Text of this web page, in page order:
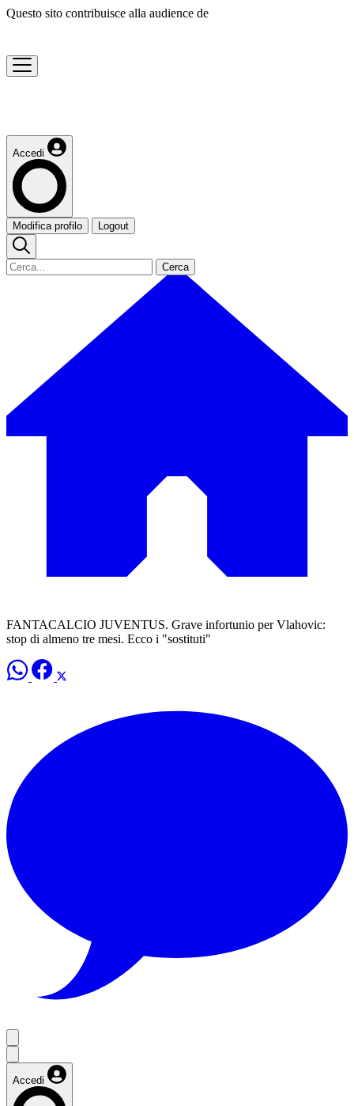
Questo sito contribuisce alla audience de
Accedi
Modifica profilo Logout
Cerca
FANTACALCIO JUVENTUS. Grave infortunio per Vlahovic:
stop di almeno tre mesi. Ecco i "sostituti"
Accedi